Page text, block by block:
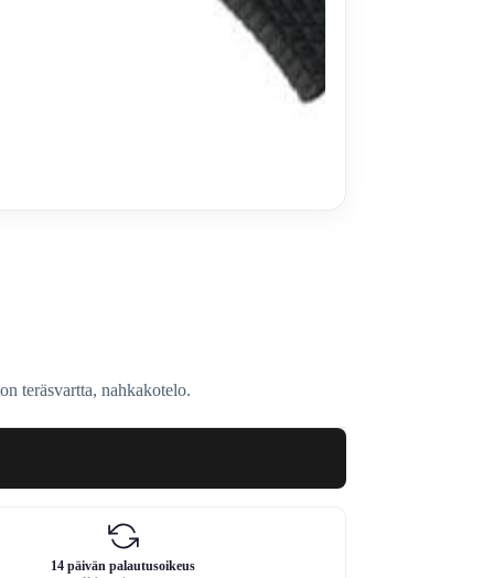
teräsvartta, nahkakotelo.
14 päivän palautusoikeus